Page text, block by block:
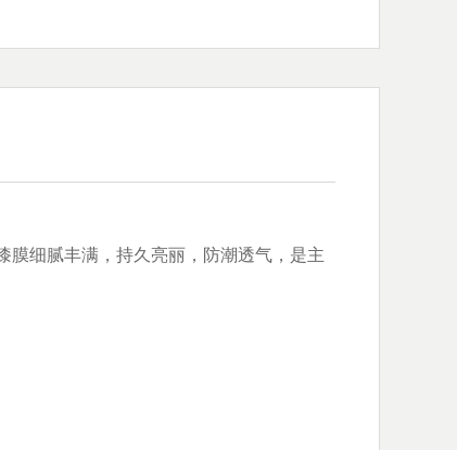
细腻丰满，持久亮丽，防潮透气，是主